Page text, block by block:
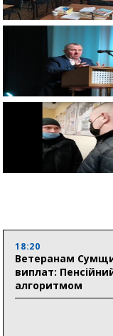
18:20
Ветеранам
виплат:
алгоритмом